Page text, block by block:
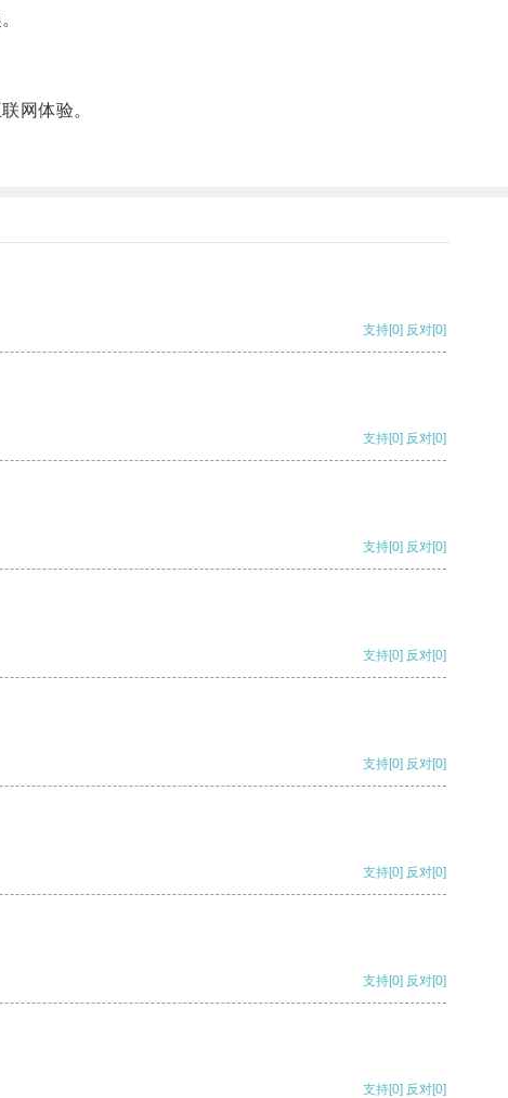
网体验。
支持[0] 反对[0]
支持[0] 反对[0]
支持[0] 反对[0]
支持[0] 反对[0]
支持[0] 反对[0]
支持[0] 反对[0]
支持[0] 反对[0]
支持[0] 反对[0]